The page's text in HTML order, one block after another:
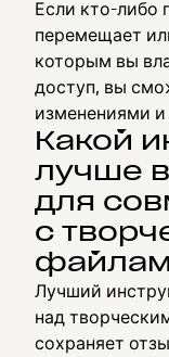
Если кто-либо
перемещает
которым вы
доступ, вы
изменениями и
Какой
лучше
для
с
Лучший
над
сохраняет